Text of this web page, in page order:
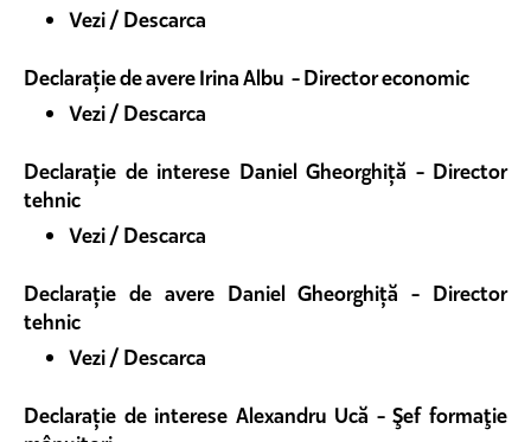
Vezi / Descarca
Declarație de avere Irina Albu - Director economic
Vezi / Descarca
Declarație de interese Daniel Gheorghiță - Director
tehnic
Vezi / Descarca
Declarație de avere Daniel Gheorghiță - Director
tehnic
Vezi / Descarca
Declarație de interese Alexandru Ucă - Şef formaţie